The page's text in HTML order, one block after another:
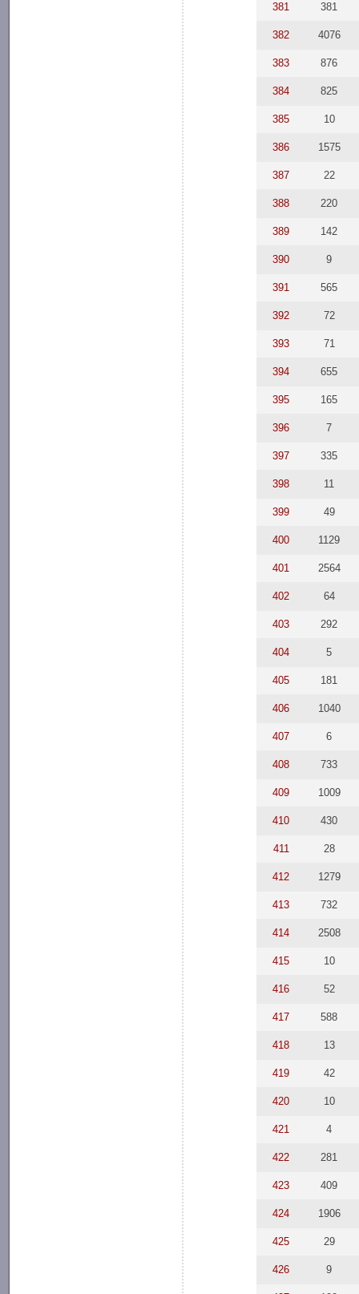
381 381
382 4076
383 876
384 825
385 10
386 1575
387 22
388 220
389 142
390 9
391 565
392 72
393 71
394 655
395 165
396 7
397 335
398 11
399 49
400 1129
401 2564
402 64
403 292
404 5
405 181
406 1040
407 6
408 733
409 1009
410 430
411 28
412 1279
413 732
414 2508
415 10
416 52
417 588
418 13
419 42
420 10
421 4
422 281
423 409
424 1906
425 29
426 9